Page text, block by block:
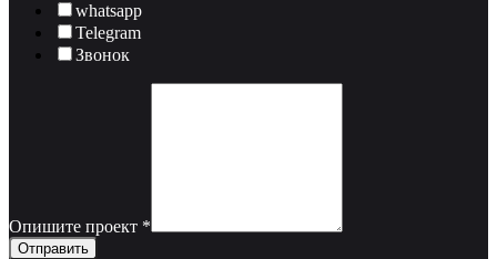
whatsapp
Telegram
Звонок
Опишите проект *
Отправить